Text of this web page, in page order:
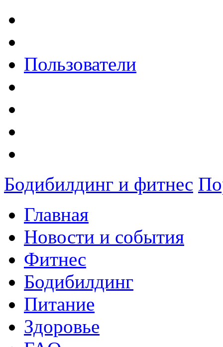
Пользователи
Бодибилдинг и фитнес
Главная
Новости и события
Фитнес
Бодибилдинг
Питание
Здоровье